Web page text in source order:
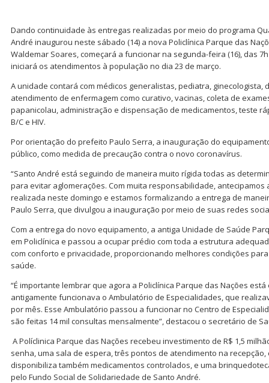
Dando continuidade às entregas realizadas por meio do programa
André inaugurou neste sábado (14) a nova Policlínica Parque das
Waldemar Soares, começará a funcionar na segunda-feira (16), das
iniciará os atendimentos à população no dia 23 de março.
A unidade contará com médicos generalistas, pediatra, ginecologista,
atendimento de enfermagem como curativo, vacinas, coleta de
papanicolau, administração e dispensação de medicamentos, teste
B/C e HIV.
Por orientação do prefeito Paulo Serra, a inauguração do
público, como medida de precaução contra o novo coronavírus.
“Santo André está seguindo de maneira muito rígida todas as
para evitar aglomerações. Com muita responsabilidade, antecipamos
realizada neste domingo e estamos formalizando a entrega de
Paulo Serra, que divulgou a inauguração por meio de suas redes
Com a entrega do novo equipamento, a antiga Unidade de Saúde
em Policlínica e passou a ocupar prédio com toda a estrutura
com conforto e privacidade, proporcionando melhores condições
saúde.
“É importante lembrar que agora a Policlínica Parque das Nações
antigamente funcionava o Ambulatório de Especialidades, que
por mês. Esse Ambulatório passou a funcionar no Centro de
são feitas 14 mil consultas mensalmente”, destacou o secretário de
A Políclinica Parque das Nações recebeu investimento de R$ 1,5
senha, uma sala de espera, três pontos de atendimento na
disponibiliza também medicamentos controlados, e uma
pelo Fundo Social de Solidariedade de Santo André.